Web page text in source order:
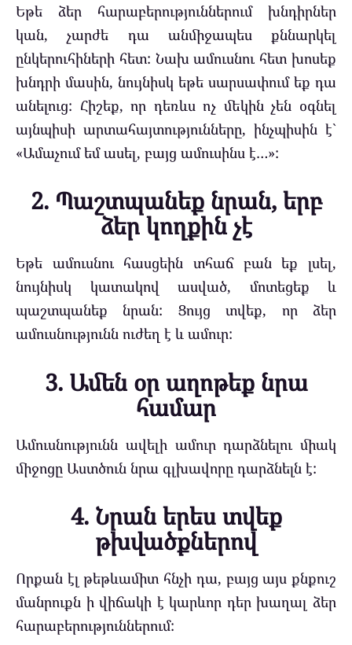
Եթե ձեր հարաբերություններում խնդիրներ
կան, չարժե դա անմիջապես քննարկել
ընկերուհիների հետ: Նախ ամուսնու հետ խոսեք
խնդրի մասին, նույնիսկ եթե սարսափում եք դա
անելուց: Հիշեք, որ դեռևս ոչ մեկին չեն օգնել
այնպիսի արտահայտությունները, ինչպիսին է`
«Ամաչում եմ ասել, բայց ամուսինս է…»:
2. Պաշտպանեք նրան, երբ
ձեր կողքին չէ
Եթե ամուսնու հասցեին տհաճ բան եք լսել,
նույնիսկ կատակով ասված, մոտեցեք և
պաշտպանեք նրան: Ցույց տվեք, որ ձեր
ամուսնությունն ուժեղ է և ամուր:
3. Ամեն օր աղոթեք նրա
համար
Ամուսնությունն ավելի ամուր դարձնելու միակ
միջոցը Աստծուն նրա գլխավորը դարձնելն է:
4. Նրան երես տվեք
թխվածքներով
Որքան էլ թեթևամիտ հնչի դա, բայց այս քնքուշ
մանրուքն ի վիճակի է կարևոր դեր խաղալ ձեր
հարաբերություններում: